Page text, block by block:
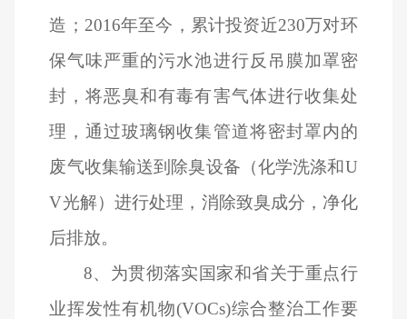
造；2016年至今，累计投资近230万对环
保气味严重的污水池进行反吊膜加罩密
封，将恶臭和有毒有害气体进行收集处
理，通过玻璃钢收集管道将密封罩内的
废气收集输送到除臭设备（化学洗涤和U
V光解）进行处理，消除致臭成分，净化
后排放。
8、为贯彻落实国家和省关于重点行
业挥发性有机物(VOCs)综合整治工作要